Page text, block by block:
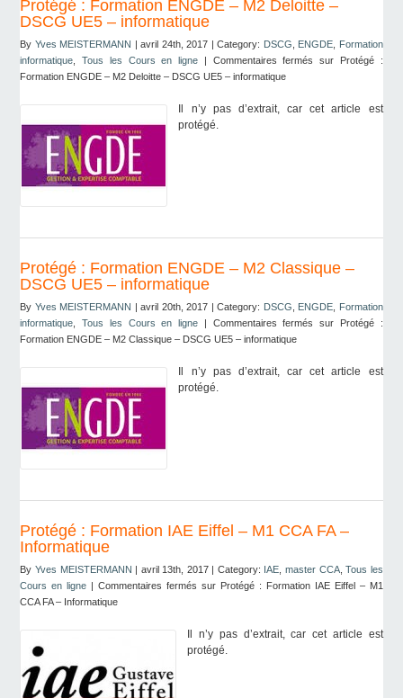
Protégé : Formation ENGDE – M2 Deloitte –
DSCG UE5 – informatique
By Yves MEISTERMANN | avril 24th, 2017 | Category: DSCG ENGDE
Formation
informatique ,Tous les Cours en ligne | Commentaires fermés
sur Protégé :
Formation ENGDE – M2 Deloitte – DSCG UE5 – informatique
Il n’y pas d’extrait, car cet article est
protégé.
Protégé : Formation ENGDE – M2 Classique –
DSCG UE5 – informatique
By Yves MEISTERMANN | avril 20th, 2017 | Category: DSCG ENGDE
Formation
informatique ,Tous les Cours en ligne | Commentaires fermés
sur Protégé :
Formation ENGDE – M2 Classique – DSCG UE5 – informatique
Il n’y pas d’extrait, car cet article est
protégé.
Protégé : Formation IAE Eiffel – M1 CCA FA –
Informatique
By Yves MEISTERMANN | avril 13th, 2017 | Category: IAE master CCA,Tous les
Cours en ligne |Commentaires fermés sur Protégé : Formation IAE Eiffel – M1
CCA FA – Informatique
Il n’y pas d’extrait, car cet article est
protégé.